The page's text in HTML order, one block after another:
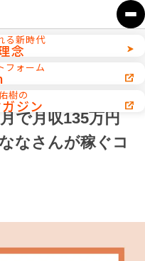
る新時代
念
フォーム
樹の
ジン
想通貨ブログの
で月収135万円
なさんが稼ぐコ